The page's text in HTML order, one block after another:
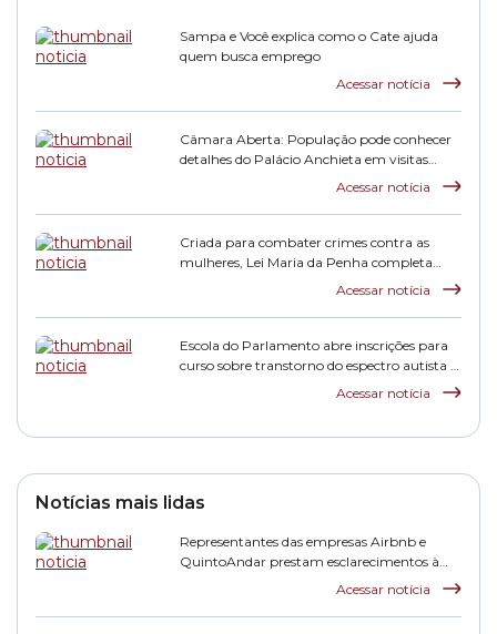
Sampa e Você explica como o Cate ajuda
quem busca emprego
Acessar notícia
Câmara Aberta: População pode conhecer
detalhes do Palácio Anchieta em visitas
Acessar notícia
Criada para combater crimes contra as
mulheres, Lei Maria da Penha completa
Acessar notícia
Escola do Parlamento abre inscrições para
curso sobre transtorno do espectro autista e
Acessar notícia
Notícias mais lidas
Representantes das empresas Airbnb e
QuintoAndar prestam esclarecimentos à
Acessar notícia